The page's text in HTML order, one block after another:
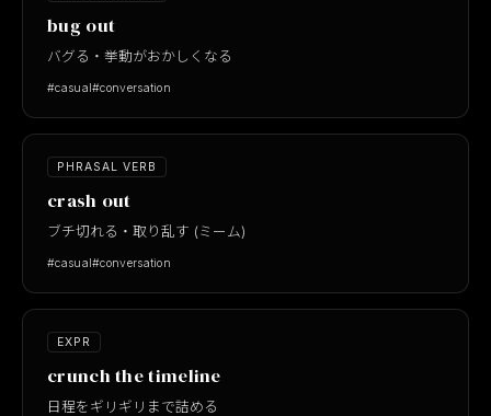
bug out
バグる・挙動がおかしくなる
#casual#conversation
PHRASAL VERB
crash out
ブチ切れる・取り乱す (ミーム)
#casual#conversation
EXPR
crunch the timeline
日程をギリギリまで詰める